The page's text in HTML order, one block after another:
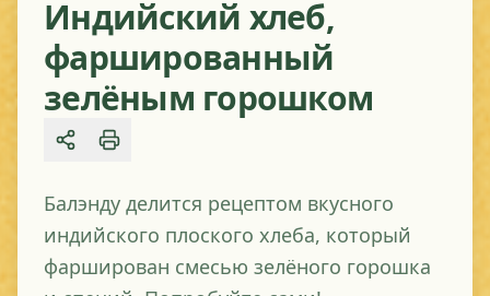
Индийский хлеб,
фаршированный
зелёным горошком
Share
Балэнду делится рецептом вкусного
индийского плоского хлеба, который
фарширован смесью зелёного горошка